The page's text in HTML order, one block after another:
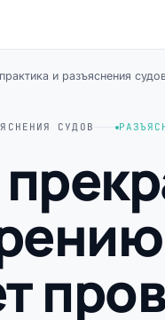
и разъяснения
СУДОВ